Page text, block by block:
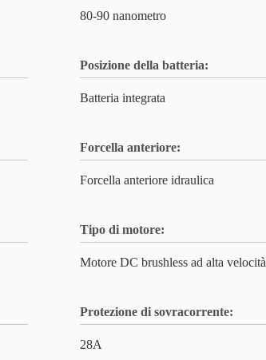
80-90 nanometro
Posizione della batteria:
Batteria integrata
Forcella anteriore:
Forcella anteriore idraulica
Tipo di motore:
Motore DC brushless ad alta velocità
Protezione di sovracorrente:
28A